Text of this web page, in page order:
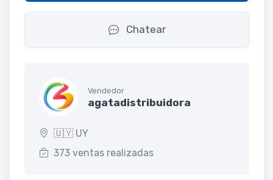
Chatear
Vendedor
agatadistribuidora
🇺🇾 UY
373 ventas realizadas